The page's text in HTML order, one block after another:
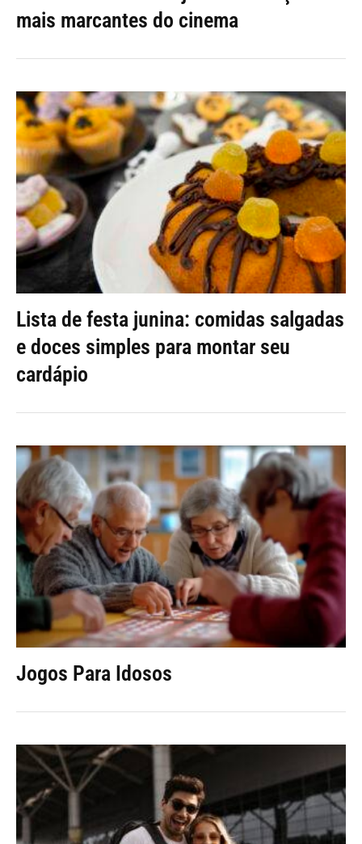
mais marcantes do cinema
Lista de festa junina: comidas salgadas
e doces simples para montar seu
cardápio
Jogos Para Idosos